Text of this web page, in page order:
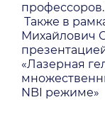
профессоров.
Также в
Михайлович
«Лазерная
NBI режиме»